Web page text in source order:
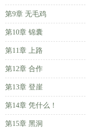
第9章 无毛鸡
第10章 锦囊
第11章 上路
第12章 合作
第13章 登崖
第14章 凭什么！
第15章 黑洞